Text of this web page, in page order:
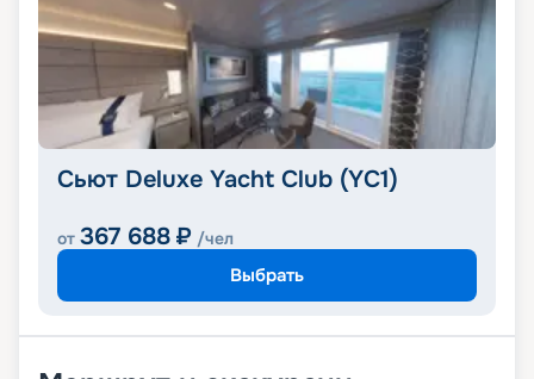
Сьют Deluxe Yacht Club (YC1)
от 367 688 ₽ /чел
Выбрать